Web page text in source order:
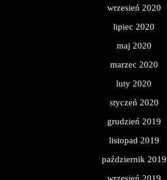
wrzesień 2020
lipiec 2020
maj 2020
marzec 2020
luty 2020
styczeń 2020
grudzień 2019
listopad 2019
październik 2019